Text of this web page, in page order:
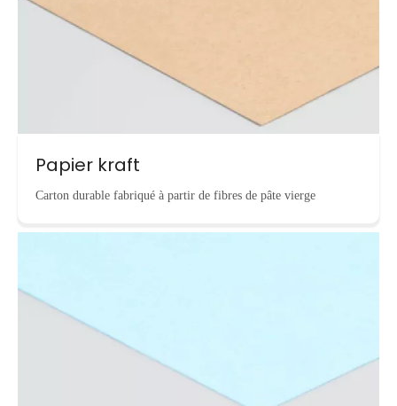
Papier kraft
Carton durable fabriqué à partir de fibres de pâte vierge